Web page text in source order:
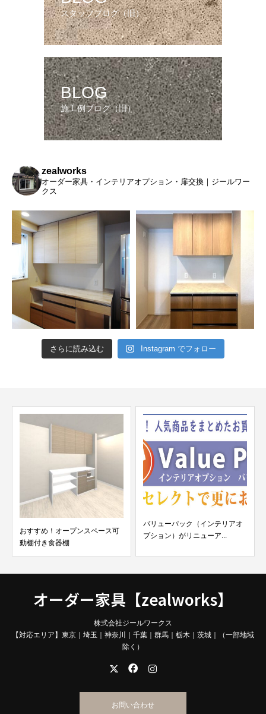
スタッフブログ（旧）
BLOG
施工例ブログ（旧）
zealworks
オーダー家具・インテリアオプション・扉交換｜ジールワー
クス
さらに読み込む Instagram でフォロー
おすすめ！オープンスペース可
動棚付き食器棚
バリューパック（インテリアオ
プション）がリニューア...
オーダー家具【zealworks】
株式会社ジールワークス
【対応エリア】東京｜埼玉｜神奈川｜千葉｜群馬｜栃木｜茨城｜（一部地域
除く）
お問い合わせ